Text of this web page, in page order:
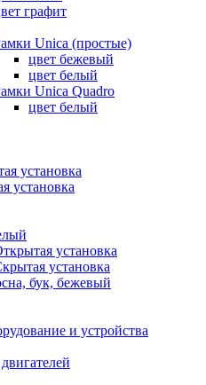
графит
Unica (простые)
цвет бежевый
цвет белый
Unica Quadro
цвет белый
установка
установка
установка
установка
бук, бежевый
и устройства